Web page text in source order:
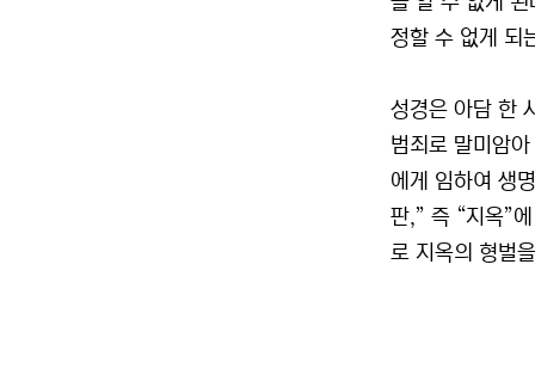
정할 수 없게 되
성경은 아담 한
범죄로 말미암
에게 임하여 생
판,” 즉 “지옥”
로 지옥의 형벌